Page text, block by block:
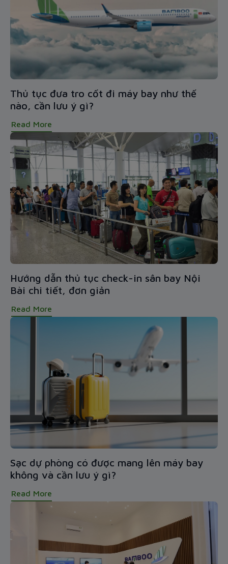
Thủ tục đưa tro cốt đi máy bay như thế
nào, cần lưu ý gì?
Read More
Hướng dẫn thủ tục check-in sân bay Nội
Bài chi tiết, đơn giản
Read More
Sạc dự phòng có được mang lên máy bay
không và cần lưu ý gì?
Read More